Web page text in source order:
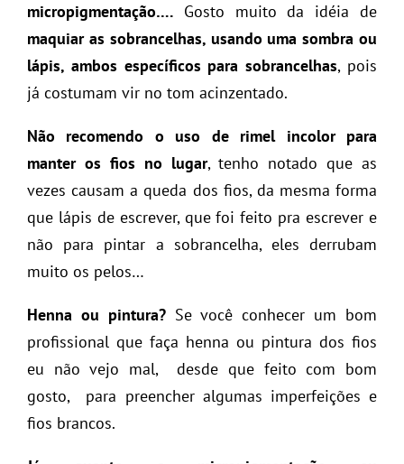
micropigmentação…. Gosto muito da idéia de
maquiar as sobrancelhas, usando uma sombra ou
lápis, ambos específicos para sobrancelhas, pois
já costumam vir no tom acinzentado.
Não recomendo o uso de rimel incolor para
manter os fios no lugar, tenho notado que as
vezes causam a queda dos fios, da mesma forma
que lápis de escrever, que foi feito pra escrever e
não para pintar a sobrancelha, eles derrubam
muito os pelos…
Henna ou pintura?Se você conhecer um bom
profissional que faça henna ou pintura dos fios
eu não vejo mal, desde que feito com bom
gosto, para preencher algumas imperfeições e
fios brancos.